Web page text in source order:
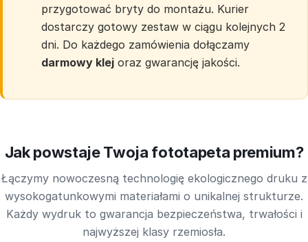
przygotować bryty do montażu. Kurier
dostarczy gotowy zestaw w ciągu kolejnych 2
dni. Do każdego zamówienia dołączamy
darmowy klej oraz gwarancję jakości.
Jak powstaje Twoja fototapeta premium?
Łączymy nowoczesną technologię ekologicznego druku z
wysokogatunkowymi materiałami o unikalnej strukturze.
Każdy wydruk to gwarancja bezpieczeństwa, trwałości i
najwyższej klasy rzemiosła.